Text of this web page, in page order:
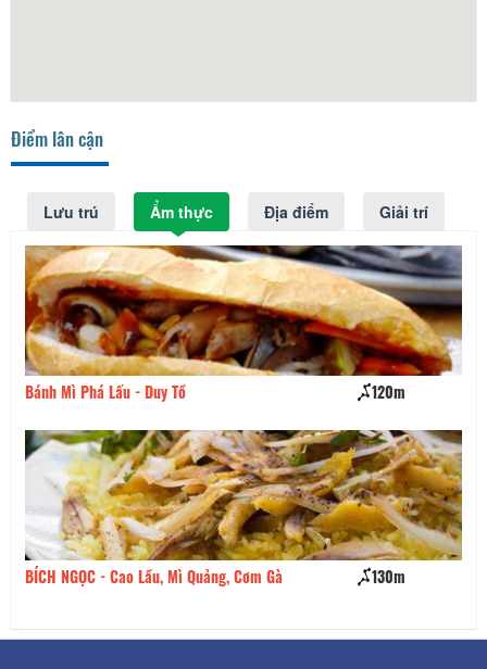
Điểm lân cận
Lưu trú Ẩm thực Địa điểm Giải trí
Bánh Mì Phá Lấu - Duy Tồ 120m
BÍCH NGỌC - Cao Lầu, Mì Quảng, Cơm Gà 130m